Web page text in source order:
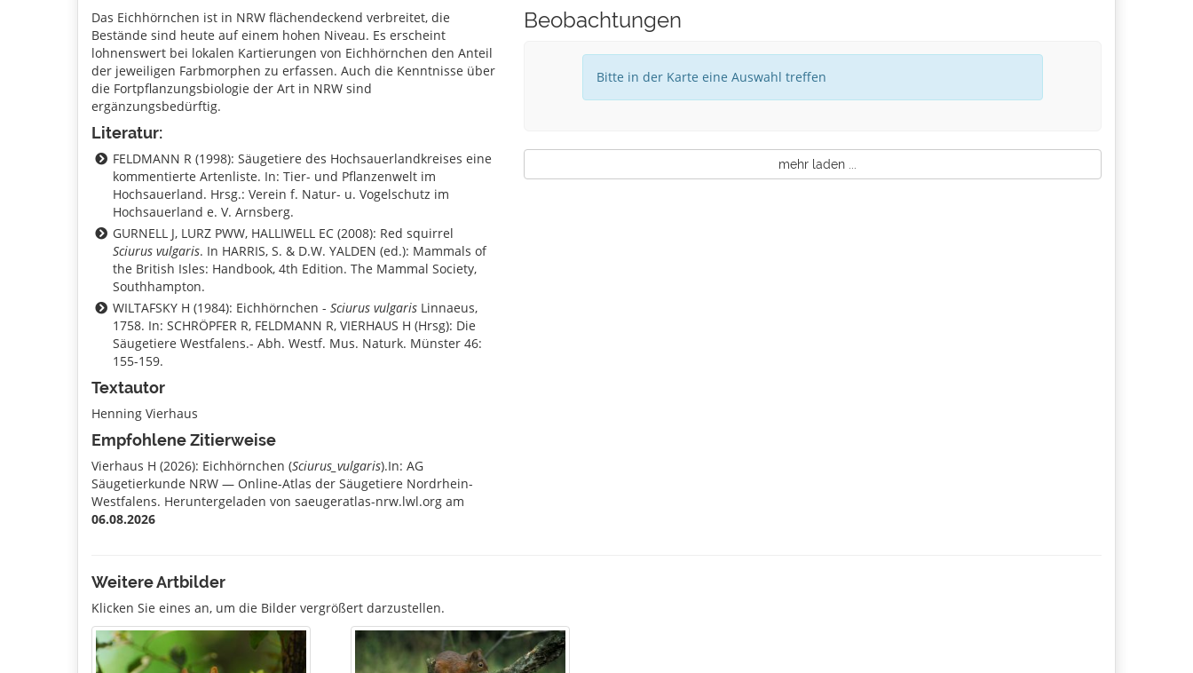
Das Eichhörnchen ist in NRW flächendeckend verbreitet, die
Bestände sind heute auf einem hohen Niveau. Es erscheint
lohnenswert bei lokalen Kartierungen von Eichhörnchen den Anteil
der jeweiligen Farbmorphen zu erfassen. Auch die Kenntnisse über
die Fortpflanzungsbiologie der Art in NRW sind
ergänzungsbedürftig.
Literatur:
FELDMANN R (1998): Säugetiere des Hochsauerlandkreises eine
kommentierte Artenliste. In: Tier- und Pflanzenwelt im
Hochsauerland. Hrsg.: Verein f. Natur- u. Vogelschutz im
Hochsauerland e. V. Arnsberg.
GURNELL J, LURZ PWW, HALLIWELL EC (2008): Red squirrel
Sciurus vulgaris. In HARRIS, S. & D.W. YALDEN (ed.): Mammals of
the British Isles: Handbook, 4th Edition. The Mammal Society,
Southhampton.
WILTAFSKY H (1984): Eichhörnchen - Sciurus vulgaris Linnaeus,
1758. In: SCHRÖPFER R, FELDMANN R, VIERHAUS H (Hrsg): Die
Säugetiere Westfalens.- Abh. Westf. Mus. Naturk. Münster 46:
155-159.
Textautor
Henning Vierhaus
Empfohlene Zitierweise
Vierhaus H (2026): Eichhörnchen (Sciurus_vulgaris).In: AG
Säugetierkunde NRW — Online-Atlas der Säugetiere Nordrhein-
Westfalens. Heruntergeladen von saeugeratlas-nrw.lwl.org am
06.08.2026
Beobachtungen
Bitte in der Karte eine Auswahl treffen
mehr laden ...
Weitere Artbilder
Klicken Sie eines an, um die Bilder vergrößert darzustellen.